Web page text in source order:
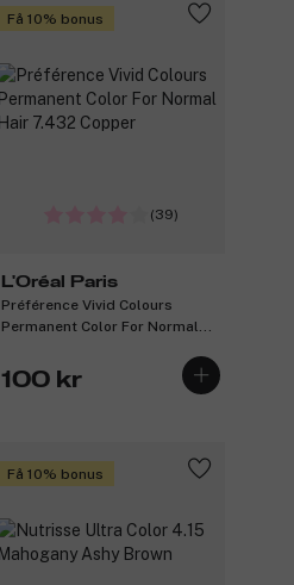
Få 10% bonus
(39)
L'Oréal Paris
Préférence Vivid Colours
Permanent Color For Normal
100 kr
Få 10% bonus